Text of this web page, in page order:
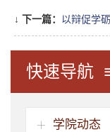
省级教学比赛启动培训
↓ 下一篇： 以辩促学
院教育学院2026届本
快速导航
学院动态